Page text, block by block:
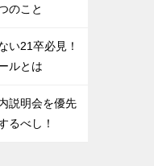
のこと
い21卒必見！
ルとは
説明会を優先
るべし！